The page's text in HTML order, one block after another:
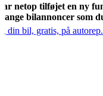
netop tilføjet en ny
bilannoncer som
din bil, gratis, på